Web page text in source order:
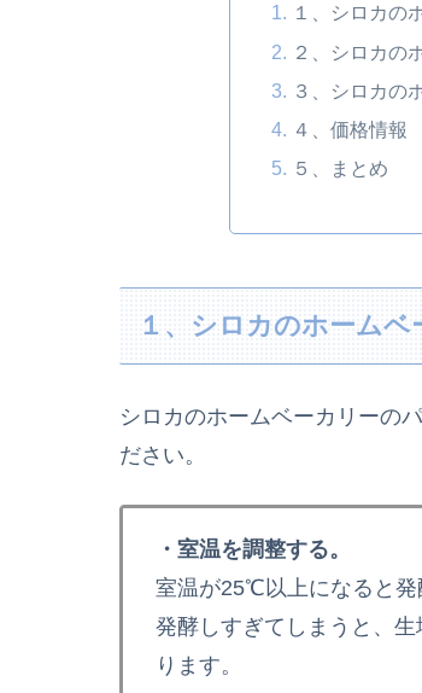
１、シロカの
２、シロカの
３、シロカの
４、価格情報
５、まとめ
１、シロカのホーム
シロカのホームベーカリーの
ださい。
・室温を調整する。
室温が25℃以上になると発
発酵しすぎてしまうと、
ります。